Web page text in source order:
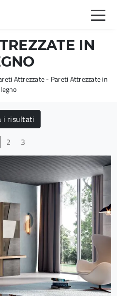
IN
Attrezzate- Pareti Attrezzate in
legno
i risultati
2 3